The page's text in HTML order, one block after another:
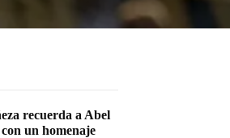
recuerda a Abel
un homenaje